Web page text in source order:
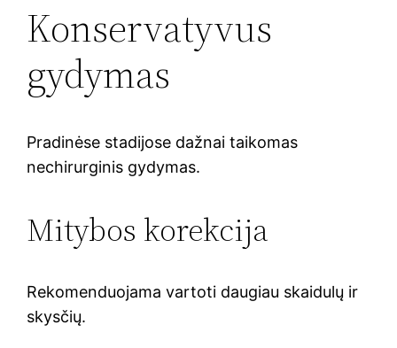
Konservatyvus
gydymas
Pradinėse stadijose dažnai taikomas
nechirurginis gydymas.
Mitybos korekcija
Rekomenduojama vartoti daugiau skaidulų ir
skysčių.